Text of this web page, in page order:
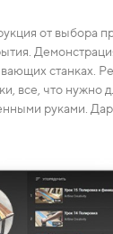
от выбора
станках.
все, что нужно
руками.